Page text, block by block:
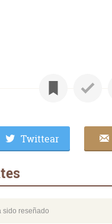
Twittear
sido reseñado